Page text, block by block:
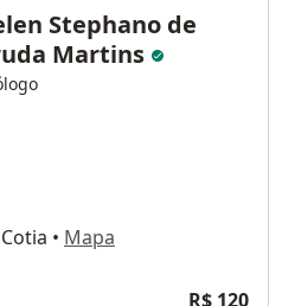
Stephano de
Martins
• Mapa
R$ 120